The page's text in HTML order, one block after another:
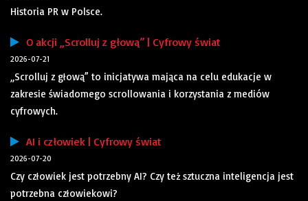
Historia PR w Polsce.
O akcji „Scrolluj z głową” | Cyfrowy świat
2026-07-21
„Scrolluj z głową” to inicjatywa mająca na celu edukacje w
zakresie świadomego scrollowania i korzystania z mediów
cyfrowych.
AI i człowiek | Cyfrowy świat
2026-07-20
Czy człowiek jest potrzebny AI? Czy też sztuczna inteligencja jest
potrzebna człowiekowi?